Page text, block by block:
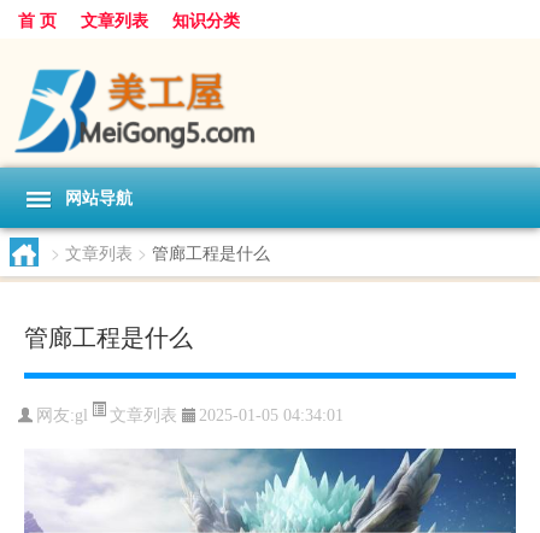
首 页 文章列表 知识分类
网站导航
> 文章列表 > 管廊工程是什么
管廊工程是什么
网友:gl 文章列表 2025-01-05 04:34:01